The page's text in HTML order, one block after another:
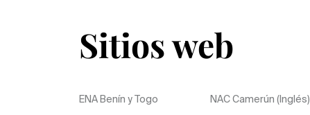
Sitios web
ENA Benín y Togo NAC Camerún (Inglés)